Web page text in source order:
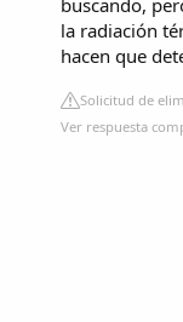
la radiación
hacen que
Solicitud de
Ver respuesta